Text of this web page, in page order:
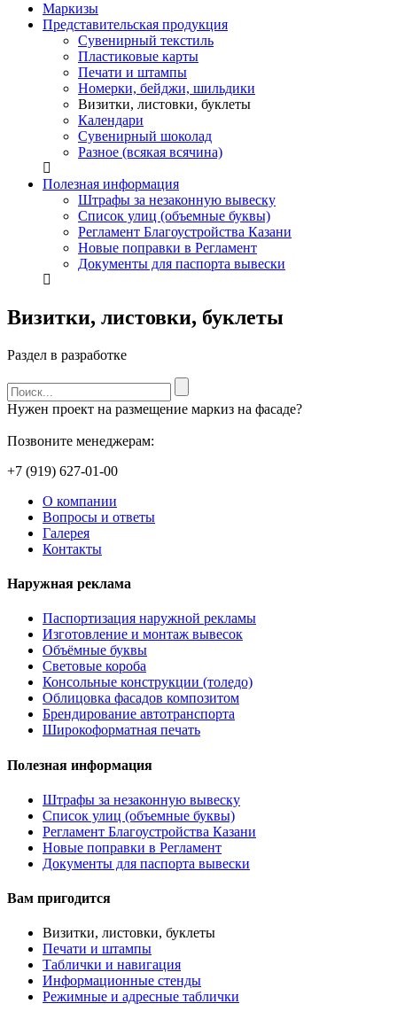
Маркизы
Представительская продукция
Сувенирный текстиль
Пластиковые карты
Печати и штампы
Номерки, бейджи, шильдики
Визитки, листовки, буклеты
Календари
Сувенирный шоколад
Разное (всякая всячина)
Полезная информация
Штрафы за незаконную вывеску
Список улиц (объемные буквы)
Регламент Благоустройства Казани
Новые поправки в Регламент
Документы для паспорта вывески
Визитки, листовки, буклеты
Раздел в разработке
Нужен проект на размещение маркиз на фасаде?
Позвоните менеджерам:
+7 (919) 627-01-00
О компании
Вопросы и ответы
Галерея
Контакты
Наружная реклама
Паспортизация наружной рекламы
Изготовление и монтаж вывесок
Объёмные буквы
Световые короба
Консольные конструкции (толедо)
Облицовка фасадов композитом
Брендирование автотранспорта
Широкоформатная печать
Полезная информация
Штрафы за незаконную вывеску
Список улиц (объемные буквы)
Регламент Благоустройства Казани
Новые поправки в Регламент
Документы для паспорта вывески
Вам пригодится
Визитки, листовки, буклеты
Печати и штампы
Таблички и навигация
Информационные стенды
Режимные и адресные таблички